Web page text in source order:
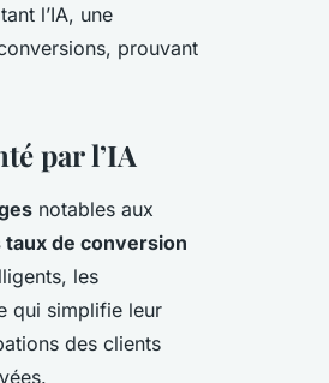
l’IA, une
prouvant
par l’IA
notables aux
de conversion
les
qui simplifie leur
des clients